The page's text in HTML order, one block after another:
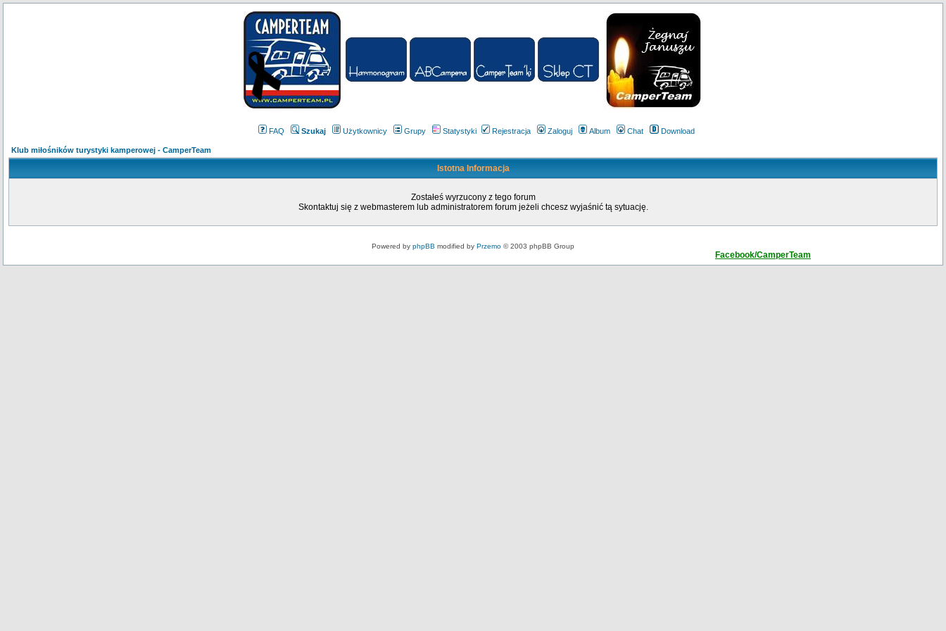
FAQ Szukaj Użytkownicy Grupy Statystyki Rejestracja Zaloguj Album Chat Download
Klub miłośników turystyki kamperowej - CamperTeam
Istotna Informacja
Zostałeś wyrzucony z tego forum
Skontaktuj się z webmasterem lub administratorem forum jeżeli chcesz wyjaśnić tą sytuację.
Powered by phpBB modified by Przemo © 2003 phpBB Group
Facebook/CamperTeam